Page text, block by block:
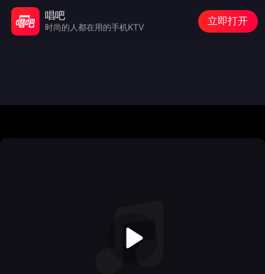
唱吧
时尚的人都在用的手机KTV
立即打开